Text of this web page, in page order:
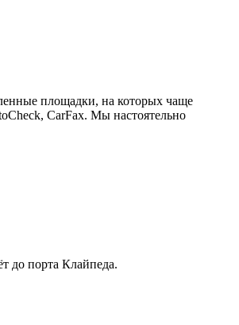
площадки, на которых чаще
CarFax. Мы настоятельно
до порта Клайпеда.